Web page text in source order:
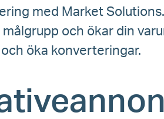
med Market
och ökar din
öka konverteringar.